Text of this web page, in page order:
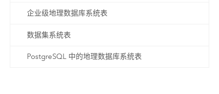
企业级地理数据库系统表
数据集系统表
PostgreSQL 中的地理数据库系统表